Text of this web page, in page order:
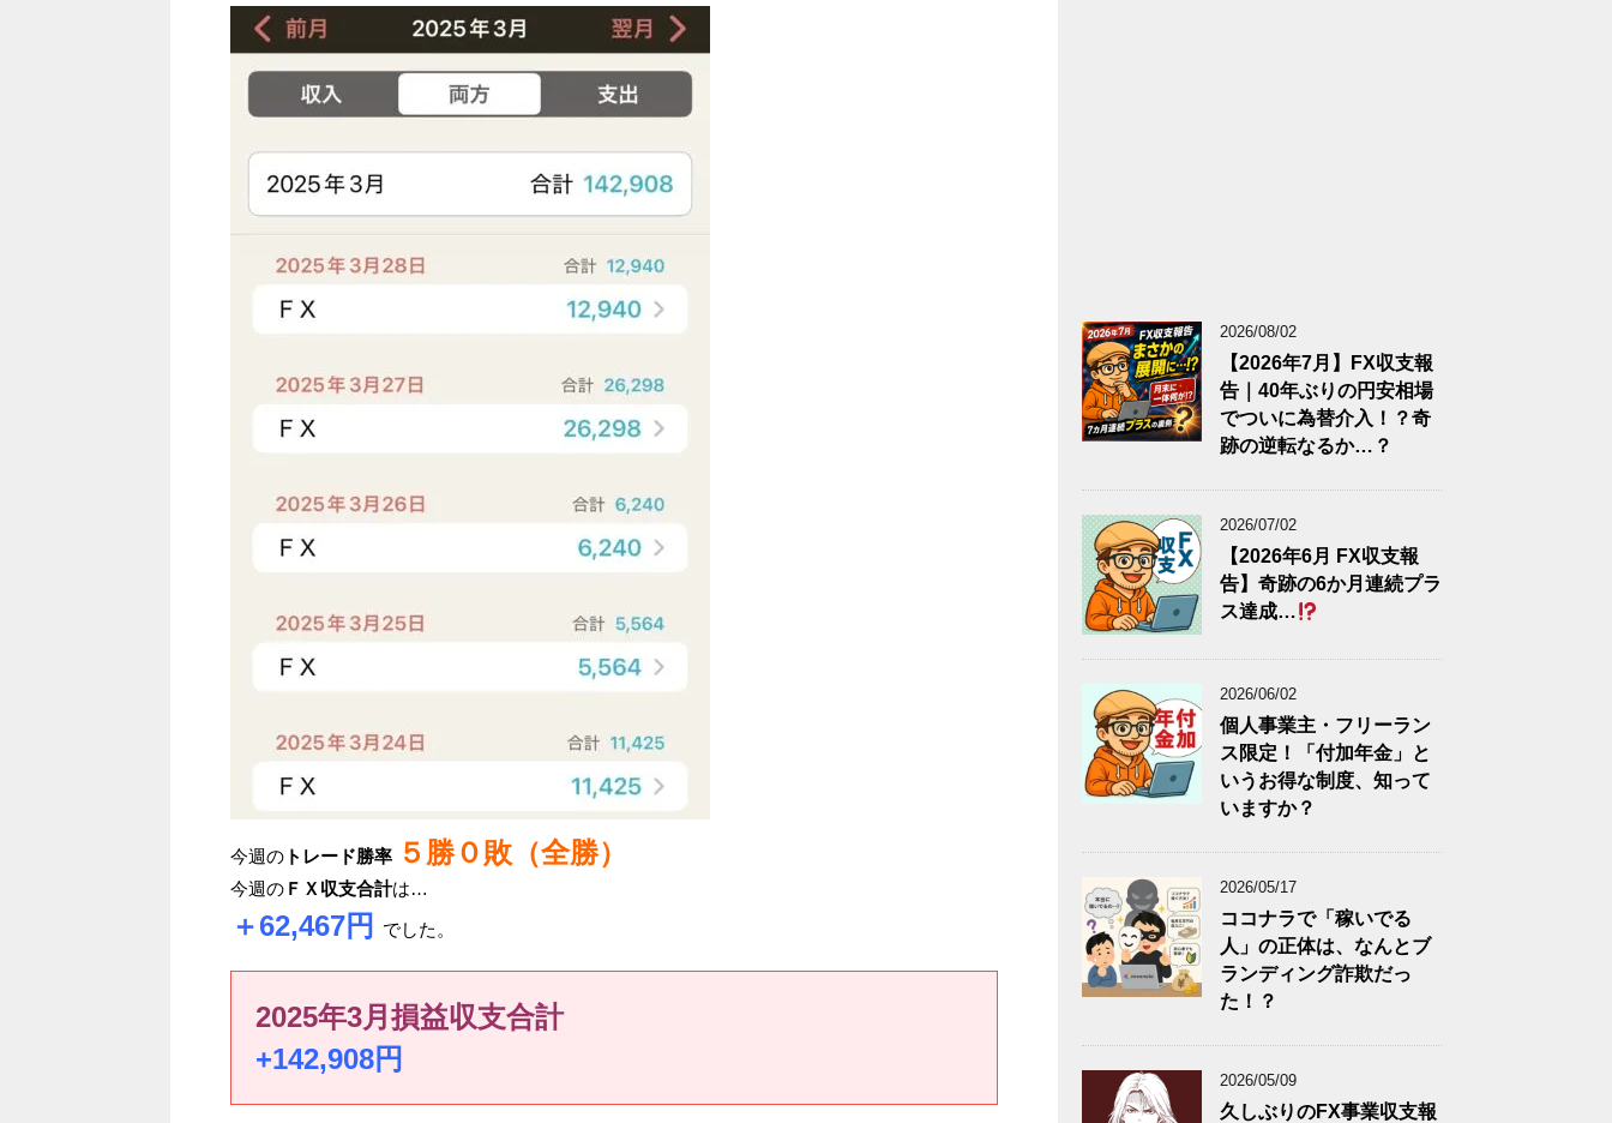
今週の トレード勝率 ５勝０敗（全勝）
今週の ＦＸ収支合計は…
＋62,467円 でした。
2025年3月損益収支合計
+142,908円
2026/08/02
【2026年7月】FX収支報
告｜40年ぶりの円安相場
でついに為替介入！？奇
跡の逆転なるか…？
2026/07/02
【2026年6月 FX収支報
告】奇跡の6か月連続プラ
ス達成…
2026/06/02
個人事業主・フリーラン
ス限定！「付加年金」と
いうお得な制度、知って
いますか？
2026/05/17
ココナラで「稼いでる
人」の正体は、なんとブ
ランディング詐欺だっ
た！？
2026/05/09
久しぶりのFX事業収支報